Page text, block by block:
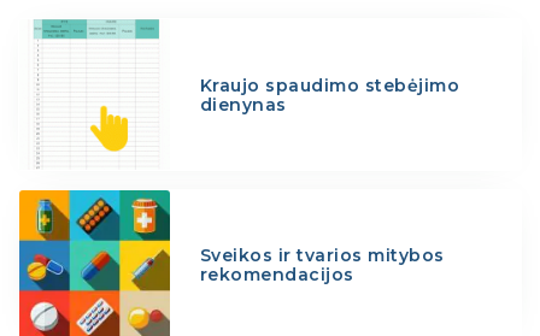
Kraujo spaudimo stebėjimo
dienynas
Sveikos ir tvarios mitybos
rekomendacijos